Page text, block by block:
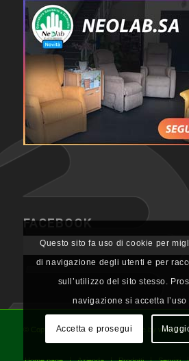
FACEBOOK
© Copyright - NL Neolab SA, website by webjuice
Questo sito fa uso di cookie per
di navigazione degli utenti e per
sull’utilizzo del sito stesso.
navigazione si accetta
Accetta e prosegui